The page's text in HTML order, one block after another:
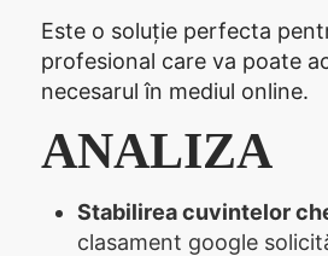
Este o soluție perfecta
profesional care va poate
necesarul în mediul online.
ANALIZA
Stabilirea cuvintelor
clasament google